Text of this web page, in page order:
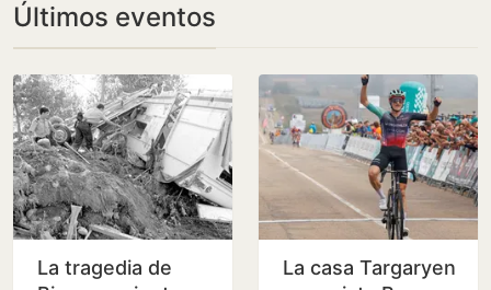
Últimos eventos
La tragedia de
La casa Targaryen